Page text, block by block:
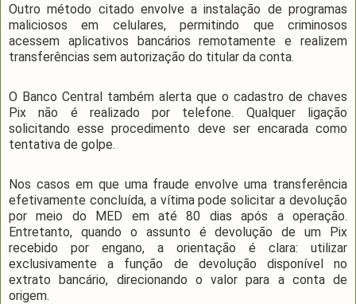
Outro método citado envolve a instalação de programas
maliciosos em celulares, permitindo que criminosos
acessem aplicativos bancários remotamente e realizem
transferências sem autorização do titular da conta.
O Banco Central também alerta que o cadastro de chaves
Pix não é realizado por telefone. Qualquer ligação
solicitando esse procedimento deve ser encarada como
tentativa de golpe.
Nos casos em que uma fraude envolve uma transferência
efetivamente concluída, a vítima pode solicitar a devolução
por meio do MED em até 80 dias após a operação.
Entretanto, quando o assunto é devolução de um Pix
recebido por engano, a orientação é clara: utilizar
exclusivamente a função de devolução disponível no
extrato bancário, direcionando o valor para a conta de
origem.